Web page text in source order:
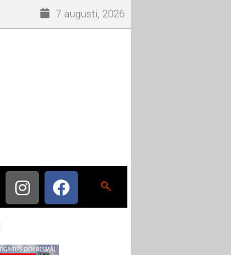
7 augusti, 2026